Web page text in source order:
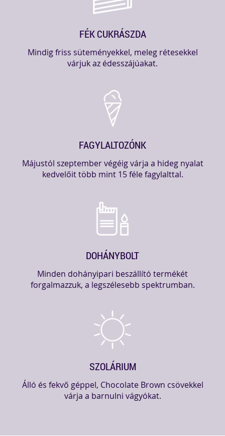
FÉK CUKRÁSZDA
Mindig friss süteményekkel, meleg rétesekkel
várjuk az édesszájúakat.
FAGYLALTOZÓNK
Májustól szeptember végéig várja a hideg nyalat
kedvelőit több mint 15 féle fagylalttal.
DOHÁNYBOLT
Minden dohányipari beszállító termékét
forgalmazzuk, a legszélesebb spektrumban.
SZOLÁRIUM
Álló és fekvő géppel, Chocolate Brown csövekkel
várja a barnulni vágyókat.